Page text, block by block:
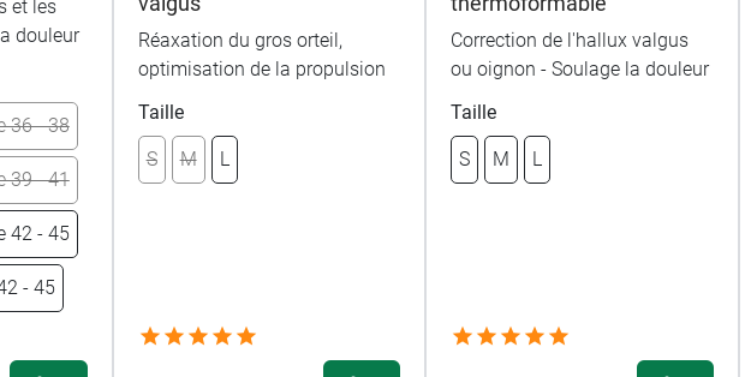
et les
douleur
36 - 38
39 - 41
42 - 45
- 45
Réaxation du gros orteil,
optimisation de la propulsion
Taille
S M L
Correction de l'hallux valgus
ou oignon - Soulage la douleur
Taille
S M L